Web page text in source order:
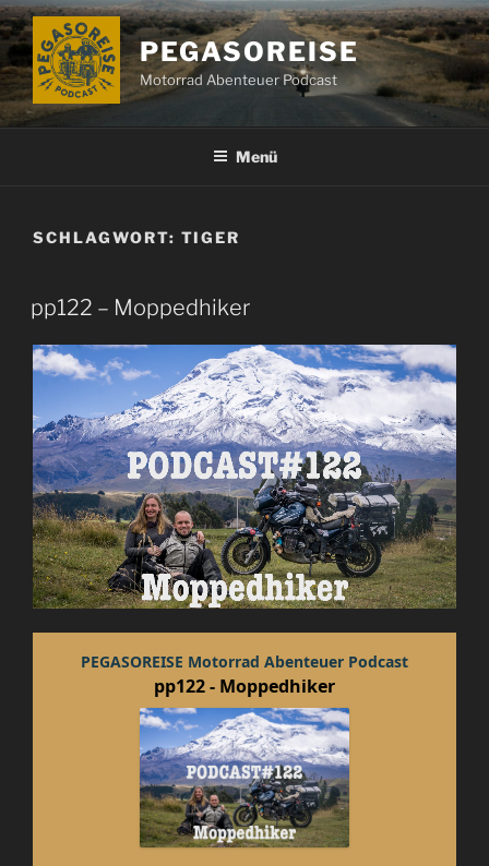
Zum
Inhalt
springen
PEGASOREISE
Motorrad Abenteuer Podcast
Menü
SCHLAGWORT: TIGER
pp122 – Moppedhiker